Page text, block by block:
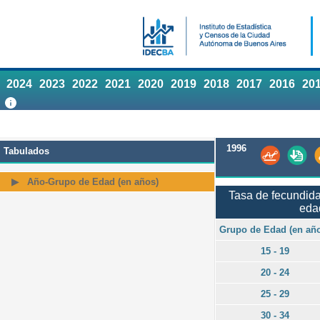
2024 2023 2022 2021 2020 2019 2018 2017 2016
Tabulados
Año-Grupo de Edad (en años)
1996
Tasa de
Grupo de Edad (en
15 - 19
20 - 24
25 - 29
30 - 34